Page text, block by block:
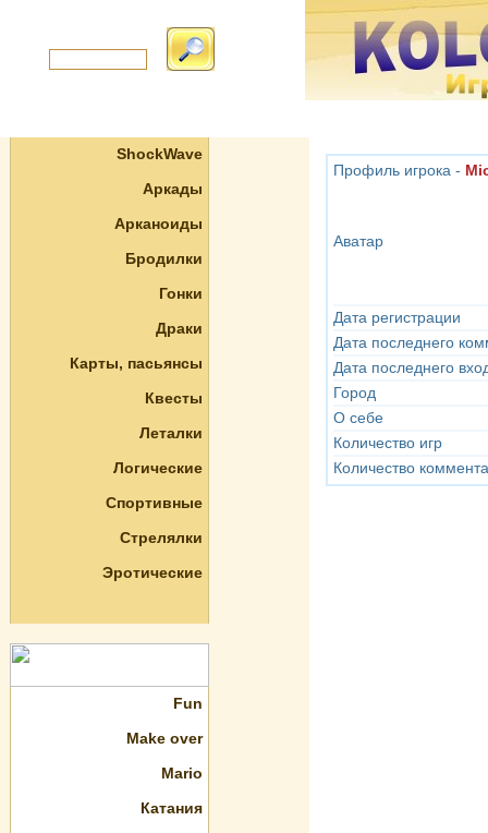
ShockWave
Аркады
Арканоиды
Бродилки
Гонки
Драки
Карты, пасьянсы
Квесты
Леталки
Логические
Спортивные
Стрелялки
Эротические
Fun
Make over
Mario
Катания
Профиль игрока -
Аватар
Дата регистрации
Дата последнего
Дата последнего
Город
О себе
Количество игр
Количество